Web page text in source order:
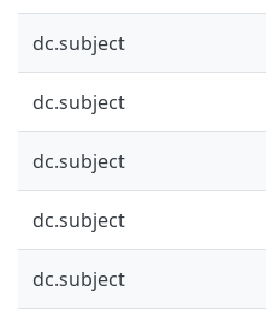
dc.subject
dc.subject
dc.subject
dc.subject
dc.subject